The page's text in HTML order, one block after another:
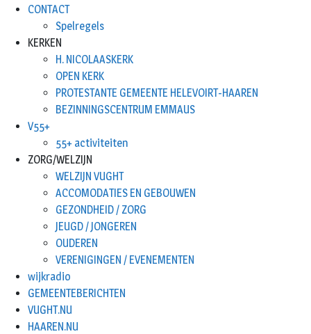
CONTACT
Spelregels
KERKEN
H. NICOLAASKERK
OPEN KERK
PROTESTANTE GEMEENTE HELEVOIRT-HAAREN
BEZINNINGSCENTRUM EMMAUS
V55+
55+ activiteiten
ZORG/WELZIJN
WELZIJN VUGHT
ACCOMODATIES EN GEBOUWEN
GEZONDHEID / ZORG
JEUGD / JONGEREN
OUDEREN
VERENIGINGEN / EVENEMENTEN
wijkradio
GEMEENTEBERICHTEN
VUGHT.NU
HAAREN.NU